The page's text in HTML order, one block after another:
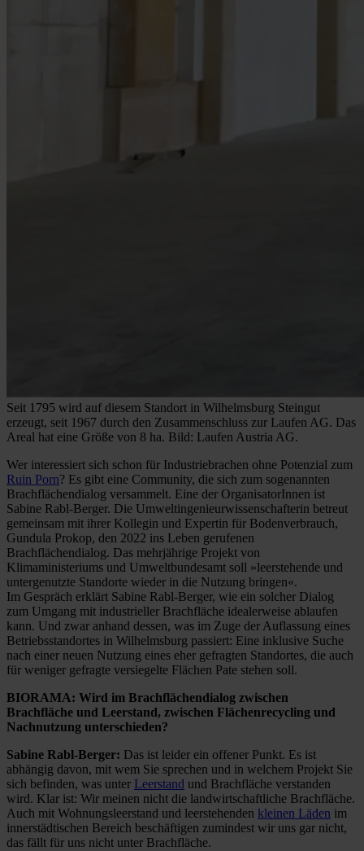
Seit 1795 wird auf diesem Standort in Wilhelmsburg Steingut
erzeugt, seit 1967 durch den Zusammenschluss zur Laufen AG. Das
Areal hat eine Größe von 8 ha. Bild: Laufen Austria AG.
Wer interessiert sich schon für Industriebrachen ohne Potenzial zum
Ruin Porn? Es gibt eine Community, die sich zum sogenannten
Brachflächendialog versammelt. Eine der OrganisatorInnen ist
Sabine Rabl-Berger. Die Umweltingenieurwissenschafterin betreut
gemeinsam mit ihrer Kollegin und Expertin für Bodenverbrauch,
Gundula Prokop, den 2022 ins Leben gerufenen
Brachflächendialog. Das mehrjährige Projekt von
Klimaministeriums und Umweltbundesamt soll »leerstehende und
untergenutzte Standorte wieder in die Nutzung bringen«.
Im Gespräch erklärt Sabine Rabl-Berger, wie ein solcher Dialog
zum Umgang mit industrieller Brachfläche idealerweise ablaufen
kann. Und zwar anhand dessen, was im Zuge der Auflassung eines
Betriebsstandortes in Wilhelmsburg passiert: Eine inklusive Suche
nach einer neuen Nutzung eines eher gefragten Standortes, die auch
für weniger gefragte versiegelte Flächen Pate stehen soll.
BIORAMA: Wird im Brachflächendialog zwischen
Brachfläche und Leerstand, zwischen Flächenrecycling und
Nachnutzung unterschieden?
Sabine Rabl-Berger: Das ist leider ein offener Punkt. Es ist
abhängig davon, mit wem Sie sprechen und in welchem Projekt Sie
sich befinden, was unter Leerstand und Brachfläche verstanden
wird. Klar ist: Wir meinen nicht die landwirtschaftliche Brachfläche.
Auch mit Wohnungsleerstand und leerstehenden kleinen Läden im
innerstädtischen Bereich beschäftigen zumindest wir uns gar nicht,
das fällt für uns nicht unter Brachfläche.